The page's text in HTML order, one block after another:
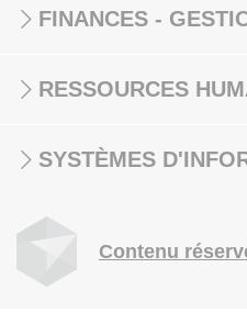
FINANCES -
RESSOURCES
SYSTÈMES
Contenu